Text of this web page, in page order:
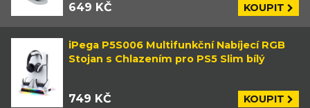
649 KČ KOUPIT
iPega P5S006 Multifunkční Nabíjecí RGB
Stojan s Chlazením pro PS5 Slim bílý
749 KČ KOUPIT